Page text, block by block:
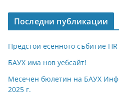
Последни публикации
Предстои есенното събитие
БАУХ има нов уебсайт!
Месечен бюлетин на БАУХ
2025 г.